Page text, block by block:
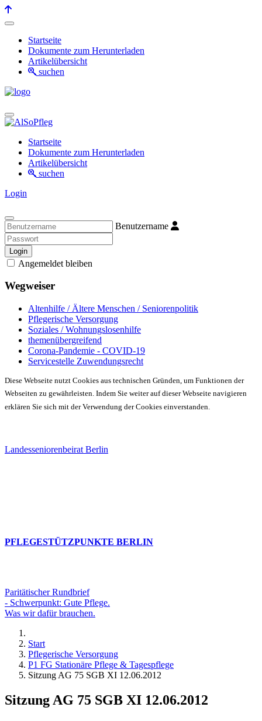
Startseite
Dokumente zum Herunterladen
Artikelübersicht
suchen
Startseite
Dokumente zum Herunterladen
Artikelübersicht
suchen
Login
Benutzername
Login
Angemeldet bleiben
Wegweiser
Altenhilfe / Ältere Menschen / Seniorenpolitik
Pflegerische Versorgung
Soziales / Wohnungslosenhilfe
themenübergreifend
Corona-Pandemie - COVID-19
Servicestelle Zuwendungsrecht
Diese Webseite nutzt Cookies aus technischen Gründen, um Funktionen der
Webseiten zu gewährleisten. Indem Sie weiter auf dieser Webseite navigieren
erklären Sie sich mit der Verwendung der Cookies einverstanden.
Landesseniorenbeirat Berlin
PFLEGESTÜTZPUNKTE BERLIN
Paritätischer Rundbrief
- Schwerpunkt: Gute Pflege.
Was wir dafür brauchen.
Start
Pflegerische Versorgung
P1 FG Stationäre Pflege & Tagespflege
Sitzung AG 75 SGB XI 12.06.2012
Sitzung AG 75 SGB XI 12.06.2012